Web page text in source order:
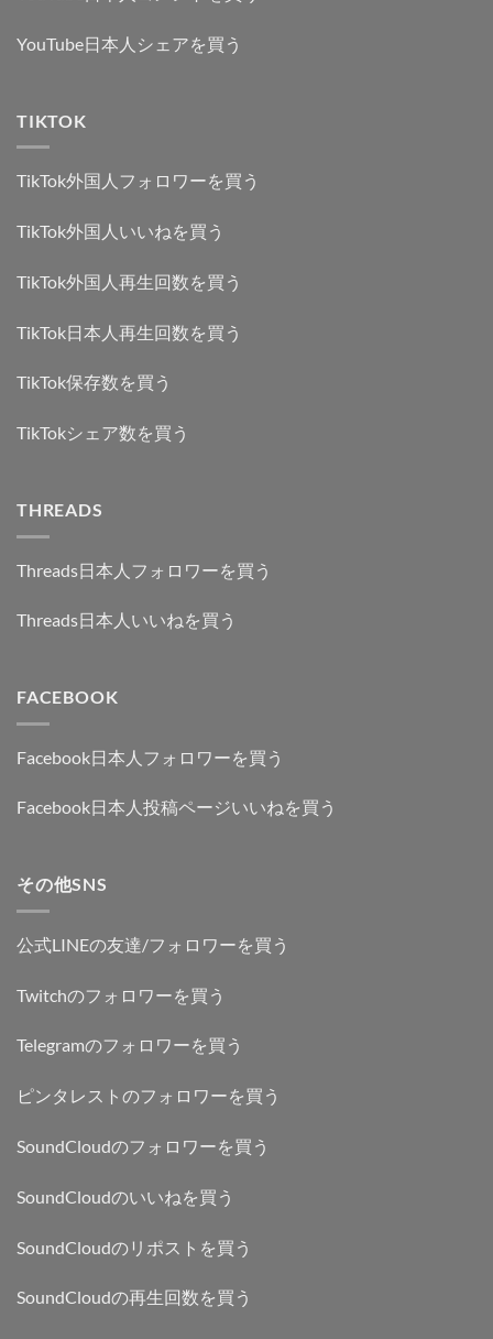
YouTube日本人シェアを買う
TIKTOK
TikTok外国人フォロワーを買う
TikTok外国人いいねを買う
TikTok外国人再生回数を買う
TikTok日本人再生回数を買う
TikTok保存数を買う
TikTokシェア数を買う
THREADS
Threads日本人フォロワーを買う
Threads日本人いいねを買う
FACEBOOK
Facebook日本人フォロワーを買う
Facebook日本人投稿ページいいねを買う
その他SNS
公式LINEの友達/フォロワーを買う
Twitchのフォロワーを買う
Telegramのフォロワーを買う
ピンタレストのフォロワーを買う
SoundCloudのフォロワーを買う
SoundCloudのいいねを買う
SoundCloudのリポストを買う
SoundCloudの再生回数を買う